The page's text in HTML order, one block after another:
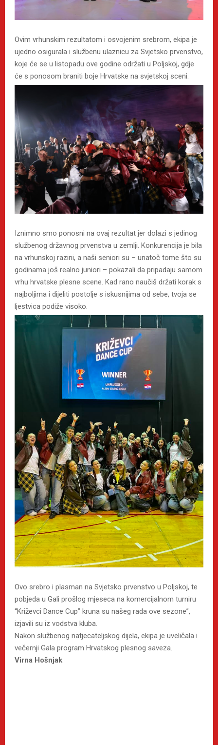
​Ovim vrhunskim rezultatom i osvojenim srebrom, ekipa je
ujedno osigurala i službenu ulaznicu za Svjetsko prvenstvo,
koje će se u listopadu ove godine održati u Poljskoj, gdje
će s ponosom braniti boje Hrvatske na svjetskoj sceni.
​Iznimno smo ponosni na ovaj rezultat jer dolazi s jedinog
službenog državnog prvenstva u zemlji. Konkurencija je bila
na vrhunskoj razini, a naši seniori su – unatoč tome što su
godinama još realno juniori – pokazali da pripadaju samom
vrhu hrvatske plesne scene. ​Kad rano naučiš držati korak s
najboljima i dijeliti postolje s iskusnijima od sebe, tvoja se
ljestvica podiže visoko.
Ovo srebro i plasman na Svjetsko prvenstvo u Poljskoj, te
pobjeda u Gali prošlog mjeseca na komercijalnom turniru
“Križevci Dance Cup” kruna su našeg rada ove sezone”,
izjavili su iz vodstva kluba.
Nakon službenog natjecateljskog dijela, ekipa je uveličala i
večernji Gala program Hrvatskog plesnog saveza.
Virna Hošnjak